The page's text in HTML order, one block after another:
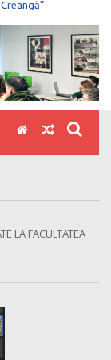
LA FACULTATEA